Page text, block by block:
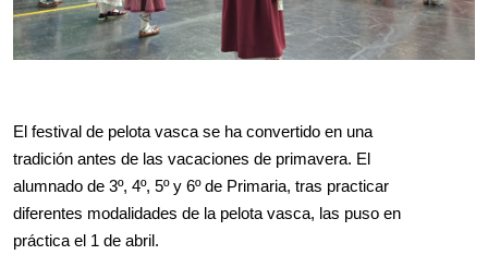
El festival de pelota vasca se ha convertido en una
tradición antes de las vacaciones de primavera. El
alumnado de 3º, 4º, 5º y 6º de Primaria, tras practicar
diferentes modalidades de la pelota vasca, las puso en
práctica el 1 de abril.